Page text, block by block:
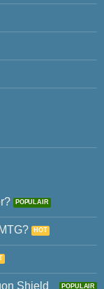
Shield